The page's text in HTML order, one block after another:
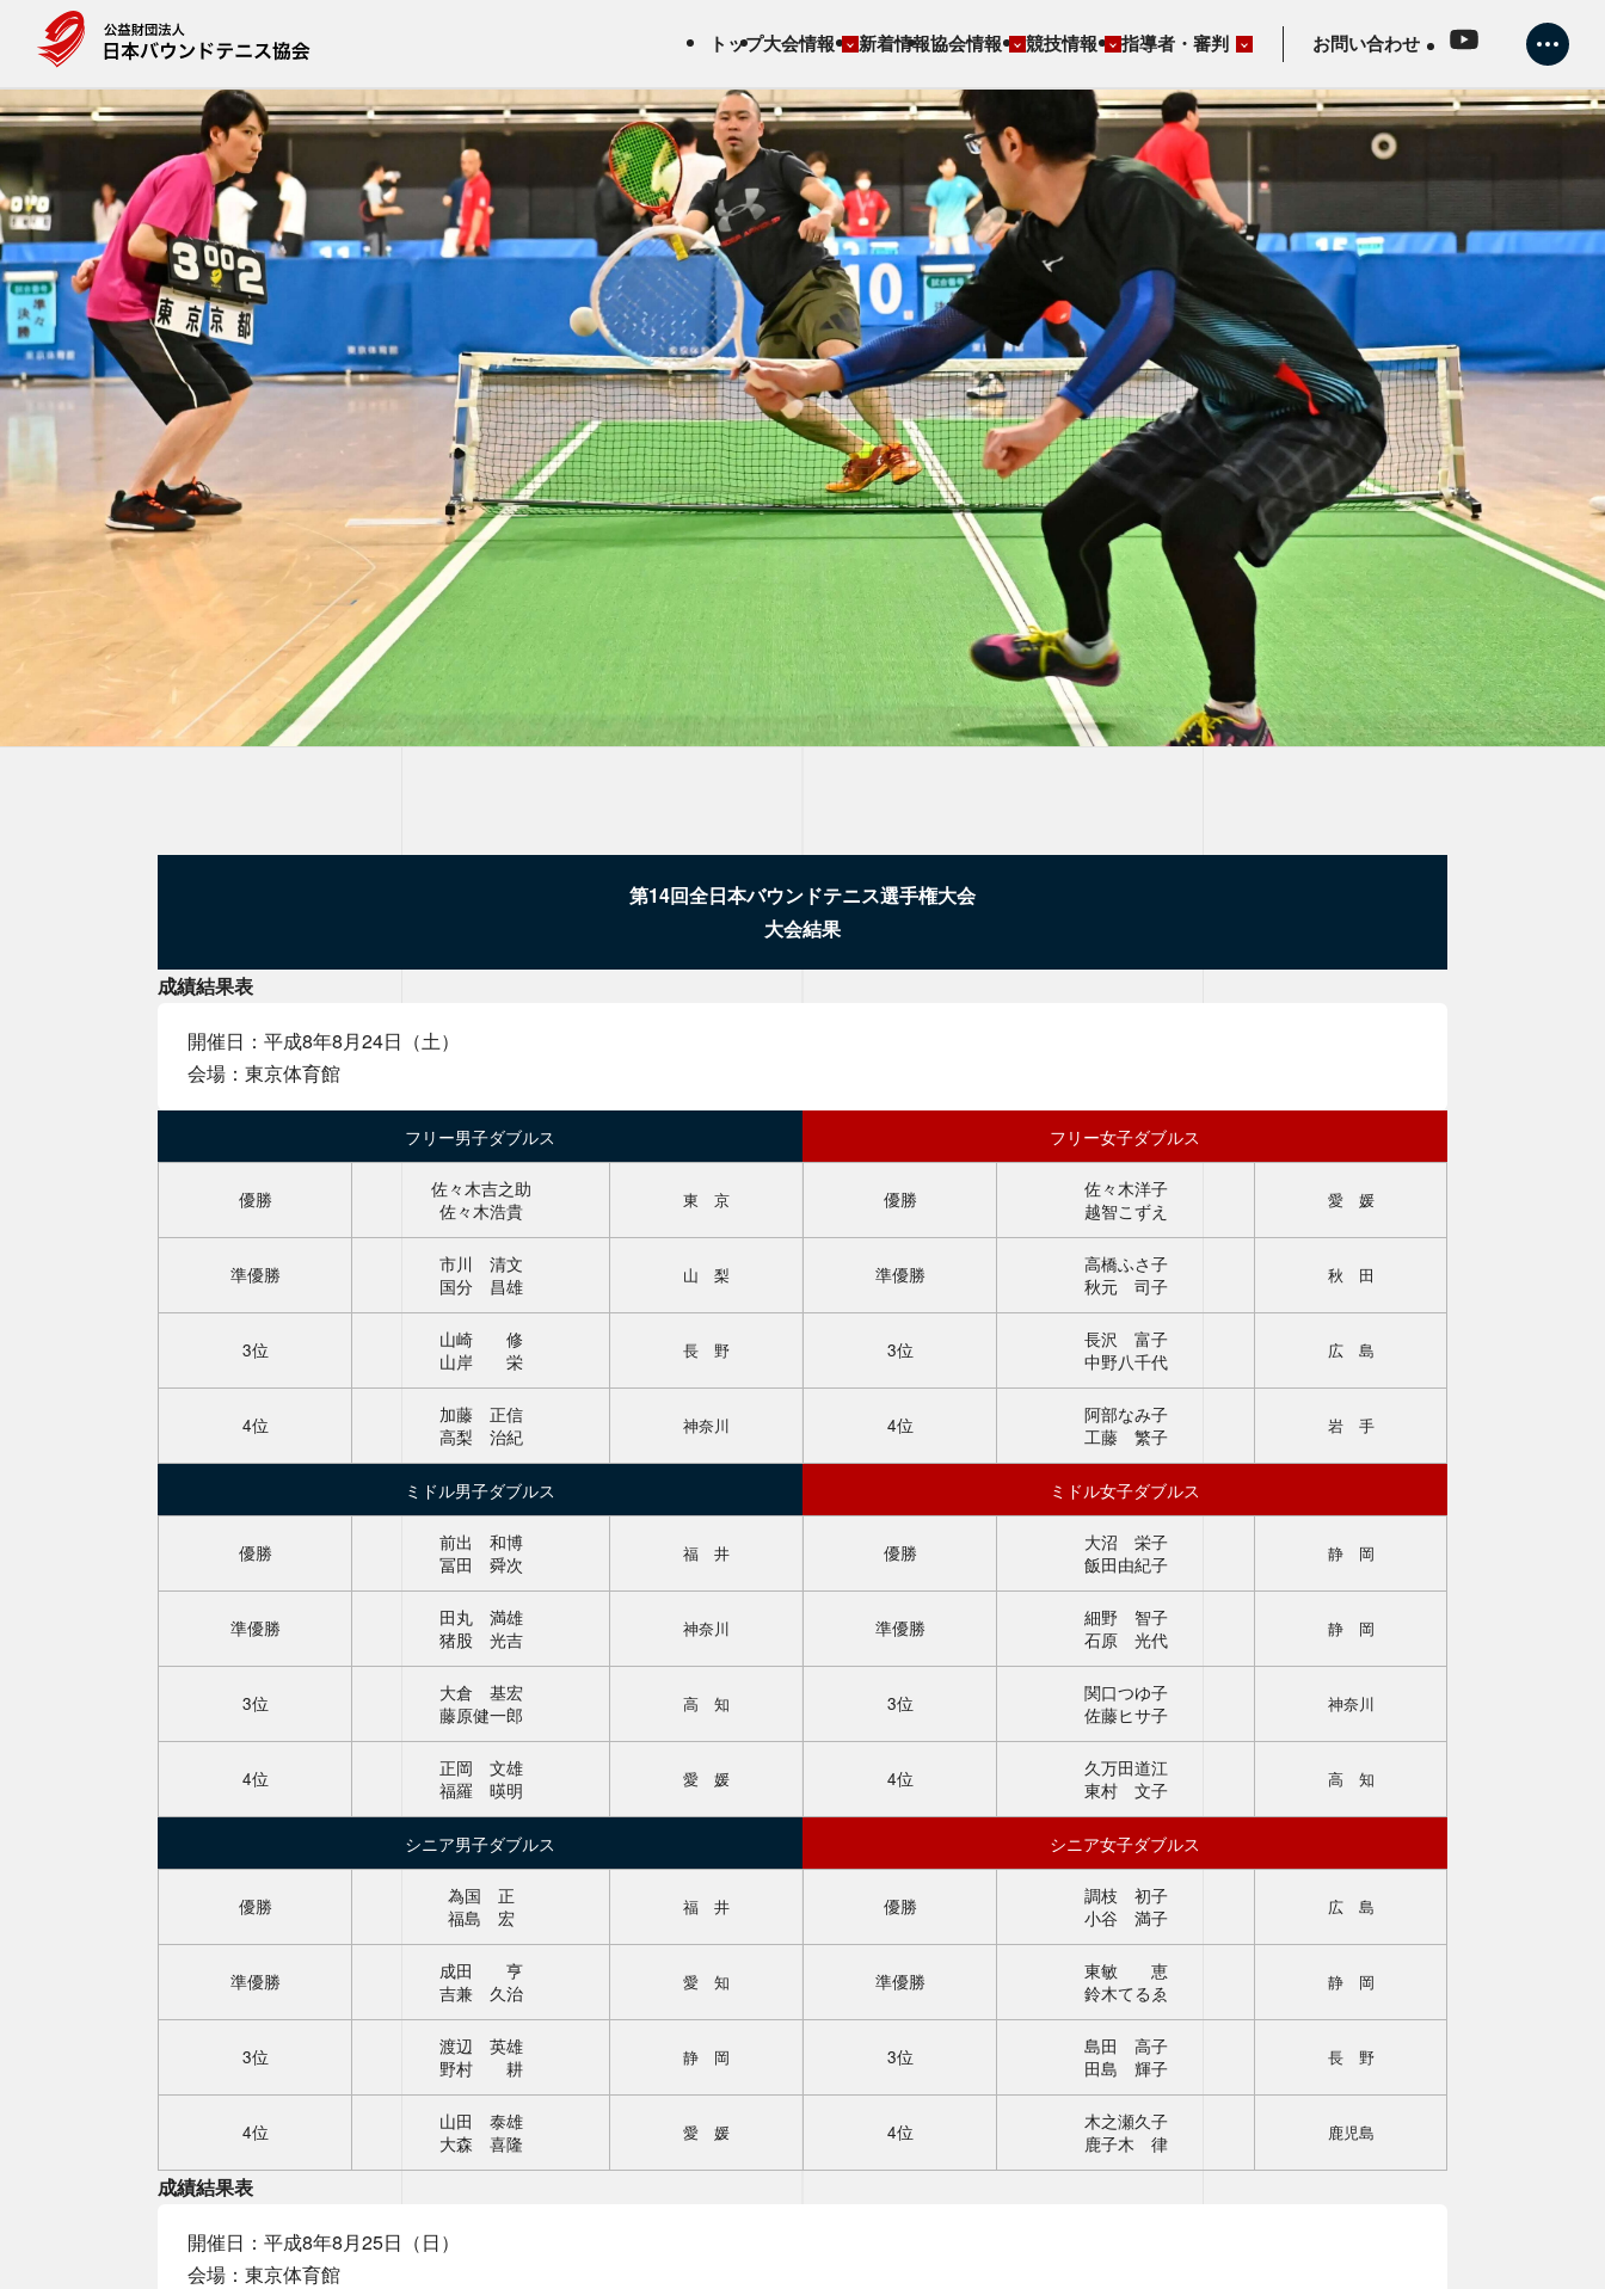
トップ大会情報
全日本選手権大会
国民スポーツ大会
協会主催大会
全日本BTラリー戦
新着情報協会情報
協会について
年間スケジュール
事業計画・財務状
況・報告
加盟団体
各種申請書ダウンロ
ード
定款・諸規定
競技情報
バウンドテニスとは
公認用具・教材
スキルアップ
競技FAQ
指導者・審判
認定試験
講習会
指導者・審判FAQ
お問い合わせ
大会情報
国民スポーツ大会
協会情報 指導者・審判
第14回全日本バウンドテニス選手権大会
大会結果
成績結果表
開催日：平成8年8月24日（土）
会場：東京体育館
フリー男子ダブルス
優勝
佐々木吉之助
佐々木浩貴
東 京
準優勝
市川 清文
国分 昌雄
山 梨
3位
山崎 修
山岸 栄
長 野
4位
加藤 正信
高梨 治紀
神奈川
フリー女子ダブルス
優勝
佐々木洋子
越智こずえ
愛 媛
準優勝
高橋ふさ子
秋元 司子
秋 田
3位
長沢 富子
中野八千代
広 島
4位
阿部なみ子
工藤 繁子
岩 手
ミドル男子ダブルス
優勝
前出 和博
冨田 舜次
福 井
準優勝
田丸 満雄
猪股 光吉
神奈川
3位
大倉 基宏
藤原健一郎
高 知
4位
正岡 文雄
福羅 暎明
愛 媛
ミドル女子ダブルス
優勝
大沼 栄子
飯田由紀子
静 岡
準優勝
細野 智子
石原 光代
静 岡
3位
関口つゆ子
佐藤ヒサ子
神奈川
4位
久万田道江
東村 文子
高 知
シニア男子ダブルス
優勝
為国 正
福島 宏
福 井
準優勝
成田 亨
吉兼 久治
愛 知
3位
渡辺 英雄
野村 耕
静 岡
4位
山田 泰雄
大森 喜隆
愛 媛
シニア女子ダブルス
優勝
調枝 初子
小谷 満子
広 島
準優勝
東敏 恵
鈴木てるゑ
静 岡
3位
島田 高子
田島 輝子
長 野
4位
木之瀬久子
鹿子木 律
鹿児島
成績結果表
開催日：平成8年8月25日（日）
会場：東京体育館